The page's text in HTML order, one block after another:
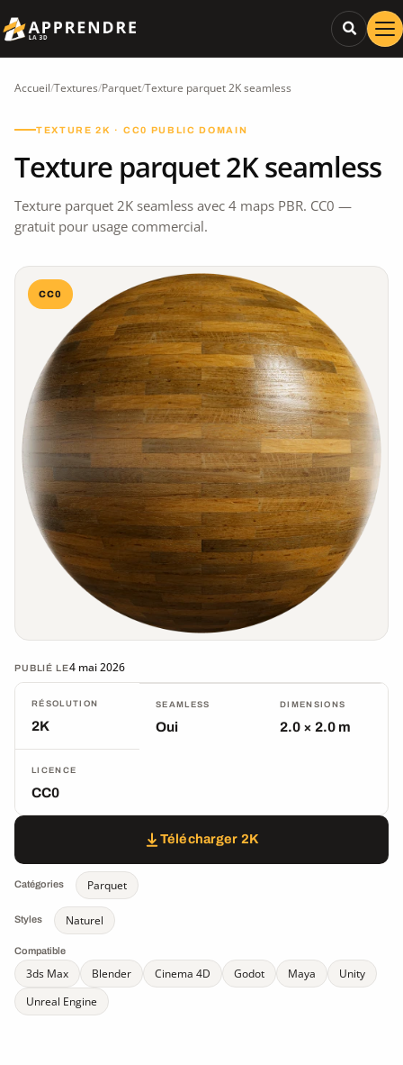
Accueil/Textures/Parquet/Texture parquet 2K seamless
TEXTURE 2K · CC0 PUBLIC DOMAIN
Texture parquet 2K seamless
Texture parquet 2K seamless avec 4 maps PBR. CC0 —
gratuit pour usage commercial.
CC0
PUBLIÉ LE4 mai 2026
RÉSOLUTION
2K
SEAMLESS
Oui
DIMENSIONS
2.0 × 2.0 m
LICENCE
CC0
Télécharger 2K
Catégories Parquet
Styles Naturel
Compatible
3ds Max Blender Cinema 4D Godot Maya
Unity
Unreal Engine